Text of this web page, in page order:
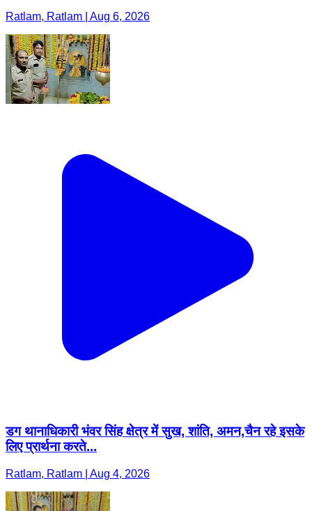
Ratlam, Ratlam | Aug 6, 2026
डग थानाधिकारी भंवर सिंह क्षेत्र में सुख, शांति, अमन,चैन रहे इसके
लिए प्रार्थना करते...
Ratlam, Ratlam | Aug 4, 2026